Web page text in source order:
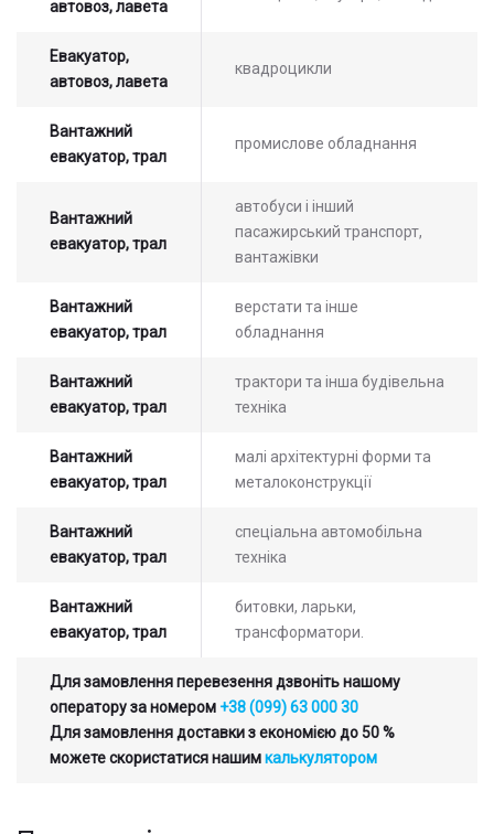
автовоз, лавета
Евакуатор,
автовоз, лавета
квадроцикли
Вантажний
евакуатор, трал
промислове обладнання
Вантажний
евакуатор, трал
автобуси і інший
пасажирський транспорт,
вантажівки
Вантажний
евакуатор, трал
верстати та інше
обладнання
Вантажний
евакуатор, трал
трактори та інша будівельна
техніка
Вантажний
евакуатор, трал
малі архітектурні форми та
металоконструкції
Вантажний
евакуатор, трал
спеціальна автомобільна
техніка
Вантажний
евакуатор, трал
битовки, ларьки,
трансформатори.
Для замовлення перевезення дзвоніть нашому
оператору за номером +38 (099) 63 000 30
Для замовлення доставки з економією до 50 %
можете скористатися нашимкалькулятором